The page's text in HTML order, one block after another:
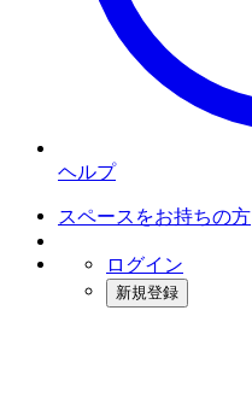
ヘルプ
スペースをお持ちの方
ログイン
新規登録